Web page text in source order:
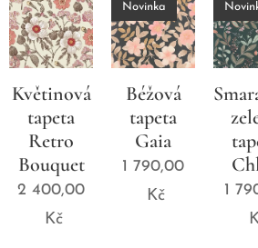
Květinová
tapeta
Retro
Bouquet
2 400,00
Kč
Béžová
tapeta
Gaia
Novinka
1 790,00
Kč
1